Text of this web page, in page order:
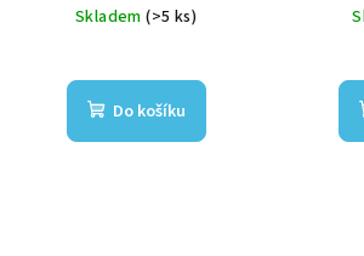
Skladem(>5 ks)
Do košíku